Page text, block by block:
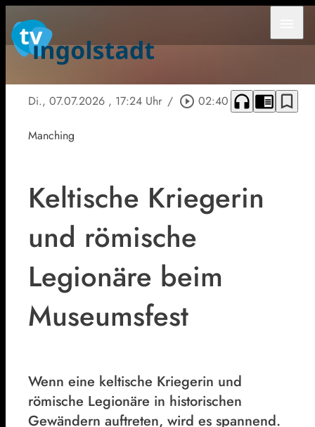
Di., 07.07.2026 , 17:24 Uhr / play_circle_outline 02:40 headphones chrome_reader_mode bookmark_border
Manching
Keltische Kriegerin
und römische
Legionäre beim
Museumsfest
Wenn eine keltische Kriegerin und
römische Legionäre in historischen
Gewändern auftreten, wird es spannend.